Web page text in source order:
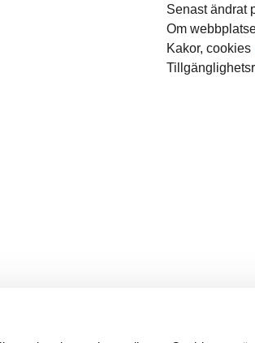
Senast ändrat
Om
Kakor, cookies